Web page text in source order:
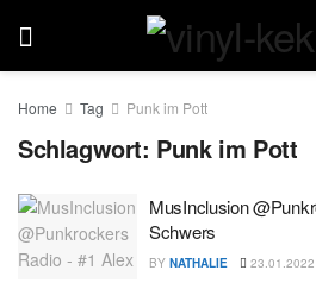
Home Tag Punk im Pott
Schlagwort: Punk im Pott
MusInclusion
Schwers
BY NATHALIE 23.01.2022